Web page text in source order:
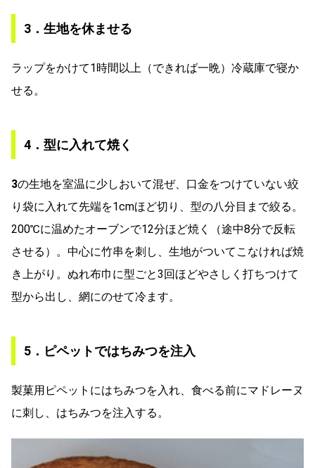
3．生地を休ませる
ラップをかけて1時間以上（できれば一晩）冷蔵庫で寝か
せる。
4．型に入れて焼く
3の生地を室温に少しおいて混ぜ、口金をつけていない絞
り袋に入れて先端を1cmほど切り、型の八分目まで絞る。
200℃に温めたオーブンで12分ほど焼く（途中8分で反転
させる）。中心に竹串を刺し、生地がついてこなければ焼
き上がり。ぬれ布巾に型ごと3回ほどやさしく打ちつけて
型から出し、網にのせて冷ます。
5．ピペットではちみつを注入
製菓用ピペットにはちみつを入れ、食べる前にマドレーヌ
に刺し、はちみつを注入する。